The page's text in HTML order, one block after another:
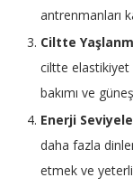
antrenmanları
Ciltte
ciltte elastikiyet
bakımı ve
Enerji
daha fazla
etmek ve